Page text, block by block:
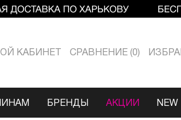
КАБИНЕТ СРАВНЕНИЕ 0
БРЕНДЫ АКЦИИ NEW